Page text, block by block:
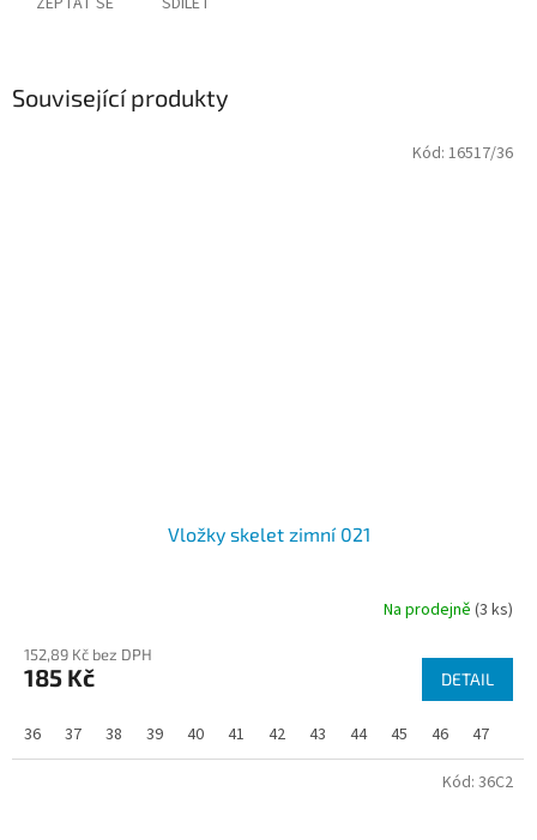
Související produkty
Vložky skelet zimní 021
Na prodejně (3 ks)
152,89 Kč bez DPH
185 Kč DETAIL
36 37 38 39 40 41 42 43 44 45 46 47
Kód: 16517/36
Kód: 36C2